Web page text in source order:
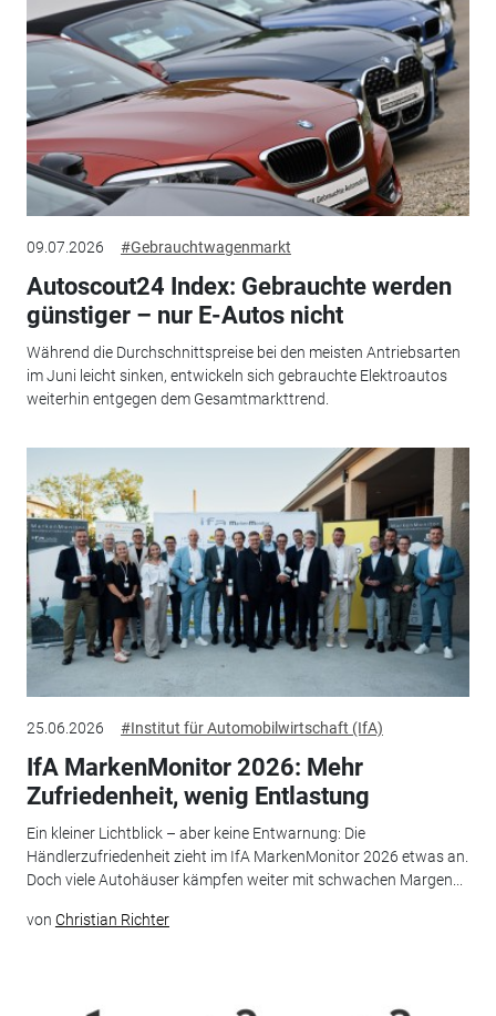
09.07.2026 #Gebrauchtwagenmarkt
Autoscout24 Index: Gebrauchte werden
günstiger – nur E-Autos nicht
Während die Durchschnittspreise bei den meisten Antriebsarten
im Juni leicht sinken, entwickeln sich gebrauchte Elektroautos
weiterhin entgegen dem Gesamtmarkttrend.
25.06.2026 #Institut für Automobilwirtschaft (IfA)
IfA MarkenMonitor 2026: Mehr
Zufriedenheit, wenig Entlastung
Ein kleiner Lichtblick – aber keine Entwarnung: Die
Händlerzufriedenheit zieht im IfA MarkenMonitor 2026 etwas an.
Doch viele Autohäuser kämpfen weiter mit schwachen Margen...
von Christian Richter